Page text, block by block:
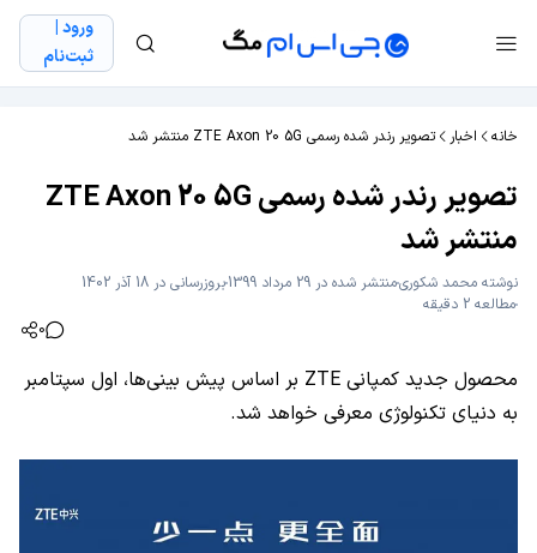
ورود |
ثبت‌نام
خانه اخبار تصویر رندر شده رسمی ZTE Axon 20 5G منتشر شد
تصویر رندر شده رسمی ZTE Axon 20 5G
منتشر شد
نوشته محمد شکوریمنتشر شده در 29 مرداد 1399
بروزرسانی در 18 آذر 1402
مطالعه 2 دقیقه
0
محصول جدید کمپانی ZTE بر اساس پیش بینی‌ها، اول سپتامبر
به دنیای تکنولوژی معرفی خواهد شد.